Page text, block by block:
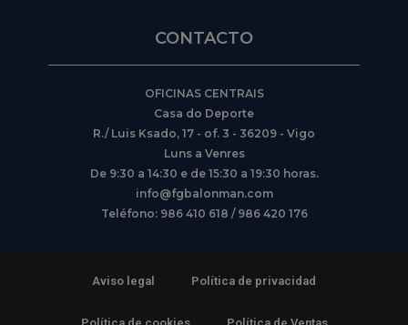
CONTACTO
OFICINAS CENTRAIS
Casa do Deporte
R./ Luis Ksado, 17 - of. 3 - 36209 - Vigo
Luns a Venres
De 9:30 a 14:30 e de 15:30 a 19:30 horas.
info@fgbalonman.com
Teléfono: 986 410 618 / 986 420 176
Aviso legal Política de privacidad